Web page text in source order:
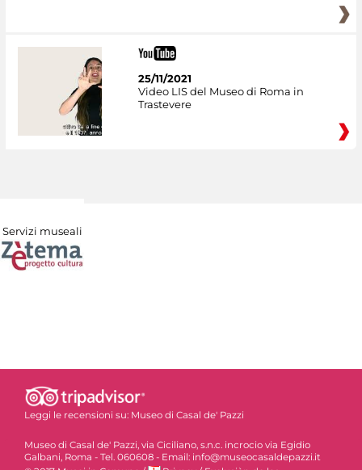
25/11/2021
Video LIS del Museo di Roma in
Trastevere
Servizi museali
Leggi le recensioni su: Museo di Casal de' Pazzi
Museo di Casal de' Pazzi, via Ciciliano, s.n.c. incrocio via Egidio
Galbani, Roma - Tel. 060608 - Email: info@museocasaldepazzi.it